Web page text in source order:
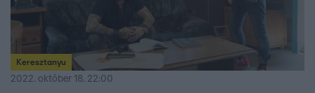
Keresztanyu
2022. október 18. 22:00